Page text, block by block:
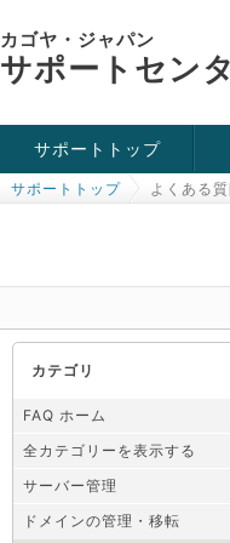
カゴヤ・ジャパン
サポートセン
サポートトップ
お役立ち情報
チュートリアル
障害・メンテナンス情報
サポートトップ よくある質
カテゴリ
FAQ ホーム
全カテゴリーを表示する
サーバー管理
ドメインの管理・移転